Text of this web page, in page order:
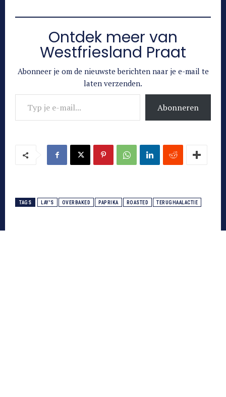
Ontdek meer van
Westfriesland Praat
Abonneer je om de nieuwste berichten naar je e-mail te
laten verzenden.
Typ je e-mail...
Abonneren
TAGS LAY'S OVERBAKED PAPRIKA ROASTED TERUGHAALACTIE